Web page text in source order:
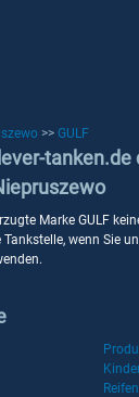
>> GULF
Marke GULF
wenn Sie
Reifen